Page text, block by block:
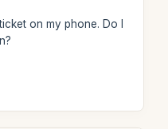
on my phone. Do I